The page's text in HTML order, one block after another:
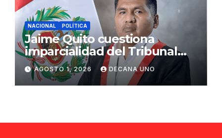
NACIONAL POLÍTICA
Jaime Quito cuestiona
imparcialidad del Tribunal
Constitucional tras liberación
de Ollanta Humala
AGOSTO 1, 2026 DECANA UNO